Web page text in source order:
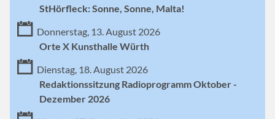
StHörfleck: Sonne, Sonne, Malta!
Donnerstag, 13. August 2026
Orte X Kunsthalle Würth
Dienstag, 18. August 2026
Redaktionssitzung Radioprogramm Oktober -
Dezember 2026